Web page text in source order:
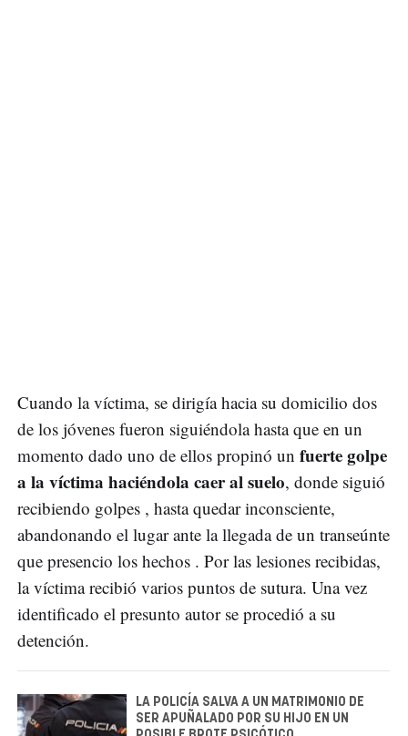
Cuando la víctima, se dirigía hacia su domicilio dos
de los jóvenes fueron siguiéndola hasta que en un
momento dado uno de ellos propinó un fuerte golpe
a la víctima haciéndola caer al suelo, donde siguió
recibiendo golpes , hasta quedar inconsciente,
abandonando el lugar ante la llegada de un transeúnte
que presencio los hechos . Por las lesiones recibidas,
la víctima recibió varios puntos de sutura. Una vez
identificado el presunto autor se procedió a su
detención.
LA POLICÍA SALVA A UN MATRIMONIO DE
SER APUÑALADO POR SU HIJO EN UN